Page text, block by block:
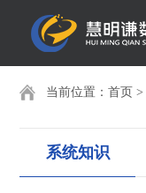
当前位置： 首页 >
系统知识